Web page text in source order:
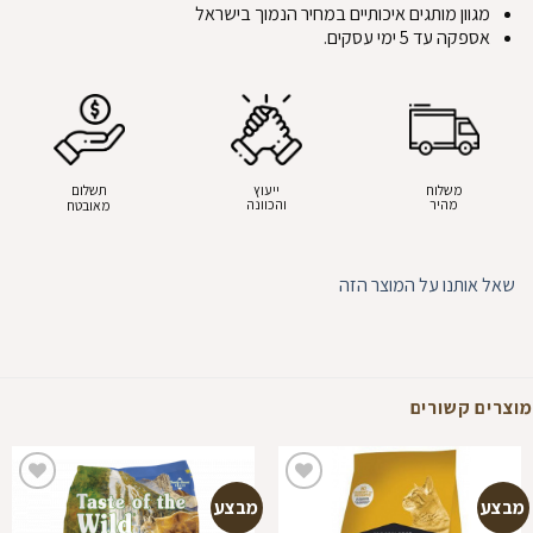
מגוון מותגים איכותיים במחיר הנמוך בישראל
אספקה עד 5 ימי עסקים.
משלוח
מהיר
ייעוץ
והכוונה
תשלום
מאובטח
שאל אותנו על המוצר הזה
מוצרים קשורים
מבצע מבצע